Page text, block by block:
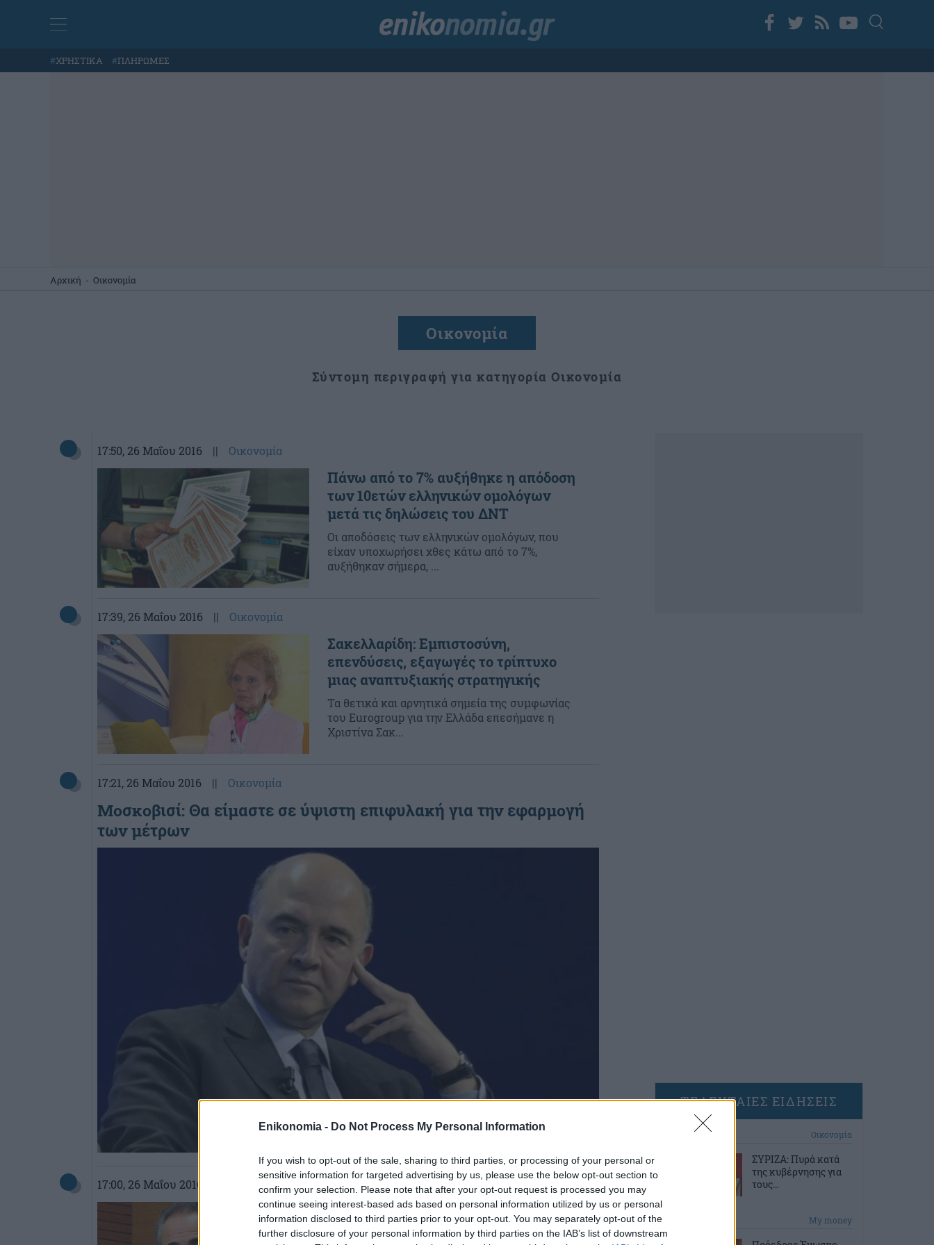
Enikonomia - Do Not Process My Personal Information
If you wish to opt-out of the sale, sharing to third parties, or processing of your personal or
sensitive information for targeted advertising by us, please use the below opt-out section to
confirm your selection. Please note that after your opt-out request is processed you may
continue seeing interest-based ads based on personal information utilized by us or personal
information disclosed to third parties prior to your opt-out. You may separately opt-out of the
further disclosure of your personal information by third parties on the IAB’s list of downstream
#ΧΡΗΣΤΙΚΑ #ΠΛΗΡΩΜΕΣ
Αρχική - Οικονομία
Οικονομία
Σύντομη περιγραφή για κατηγορία Οικονομία
17:50, 26 Μαΐου 2016 || Οικονομία
Πάνω από το 7% αυξήθηκε η απόδοση
των 10ετών ελληνικών ομολόγων
μετά τις δηλώσεις του ΔΝΤ
Οι αποδόσεις των ελληνικών ομολόγων, που
είχαν υποχωρήσει χθες κάτω από το 7%,
αυξήθηκαν σήμερα, ...
17:39, 26 Μαΐου 2016 || Οικονομία
Σακελλαρίδη: Εμπιστοσύνη,
επενδύσεις, εξαγωγές το τρίπτυχο
μιας αναπτυξιακής στρατηγικής
Τα θετικά και αρνητικά σημεία της συμφωνίας
του Eurogroup για την Ελλάδα επεσήμανε η
Χριστίνα Σακ...
17:21, 26 Μαΐου 2016 || Οικονομία
Μοσκοβισί: Θα είμαστε σε ύψιστη επιφυλακή για την εφαρμογή
των μέτρων
17:00, 26 Μαΐου 2016 Οικονομία
Μίχαλος προς Σταθάκη: Να
παραταθούν οι προθεσμίες υποβολής
ΤΕΛΕΥΤΑΙΕΣ ΕΙΔΗΣΕΙΣ
15 λεπτά πριν Οικονομία
ΣΥΡΙΖΑ: Πυρά κατά
της κυβέρνησης για
τους...
My money